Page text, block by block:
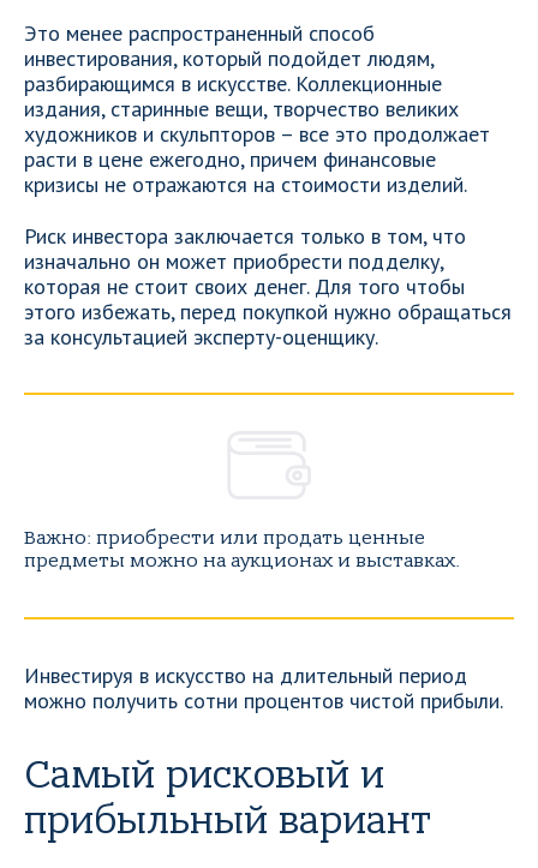
Это менее распространенный способ
инвестирования, который подойдет людям,
разбирающимся в искусстве. Коллекционные
издания, старинные вещи, творчество великих
художников и скульпторов – все это продолжает
расти в цене ежегодно, причем финансовые
кризисы не отражаются на стоимости изделий.
Риск инвестора заключается только в том, что
изначально он может приобрести подделку,
которая не стоит своих денег. Для того чтобы
этого избежать, перед покупкой нужно обращаться
за консультацией эксперту-оценщику.
Важно: приобрести или продать ценные
предметы можно на аукционах и выставках.
Инвестируя в искусство на длительный период
можно получить сотни процентов чистой прибыли.
Самый рисковый и
прибыльный вариант